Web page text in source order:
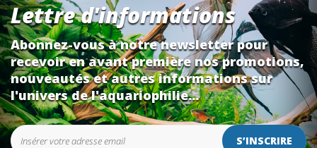
Lettre d'informations
Abonnez-vous à notre newsletter pour
recevoir en avant première nos promotions,
nouveautés et autres informations sur
l'univers de l'aquariophilie...
S’INSCRIRE